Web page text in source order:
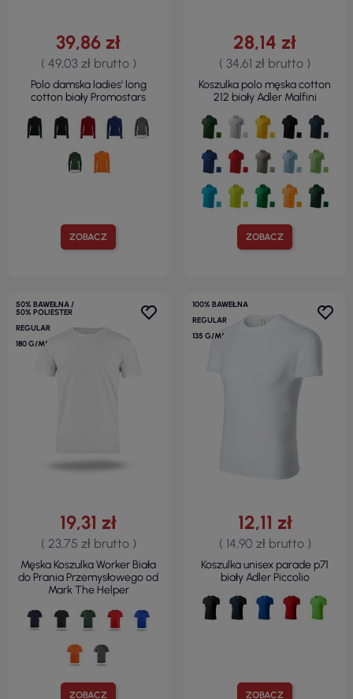
ZOBACZ
39,86 zł
( 49,03 zł brutto )
Polo damska ladies' long
cotton biały Promostars
ZOBACZ
28,14 zł
( 34,61 zł brutto )
Koszulka polo męska cotton
212 biały Adler Malfini
50% BAWEŁNA /
50% POLIESTER
REGULAR
180 G/M²
ZOBACZ
19,31 zł
( 23,75 zł brutto )
Męska Koszulka Worker Biała
do Prania Przemysłowego od
Mark The Helper
100% BAWEŁNA
REGULAR
135 G/M²
ZOBACZ
12,11 zł
( 14,90 zł brutto )
Koszulka unisex parade p71
biały Adler Piccolio